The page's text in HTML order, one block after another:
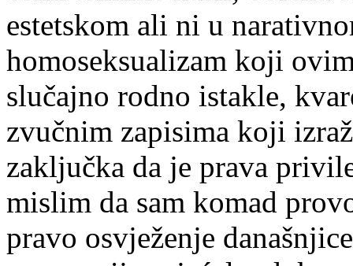
estetskom ali ni u
homoseksualizam koji
slučajno rodno istakle,
zvučnim zapisima koji
zaključka da je prava
mislim da sam komad
pravo osvježenje